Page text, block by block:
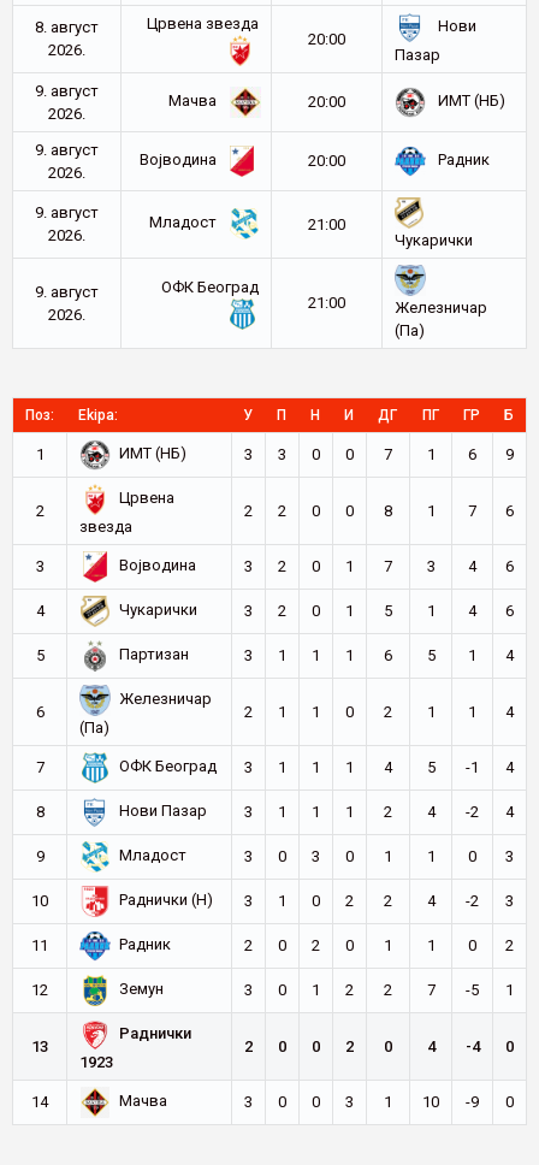
8. август
2026.
Црвена звезда
20:00
Нови
Пазар
9. август
2026.
Мачва 20:00 ИМТ (НБ)
9. август
2026.
Војводина 20:00 Радник
9. август
2026.
Младост
21:00
Чукарички
9. август
2026.
ОФК Београд
21:00
Железничар
(Па)
Поз: Ekipa: У П Н И ДГ ПГ ГР Б
1 ИМТ (НБ) 3 3 0 0 7 1 6 9
2
Црвена
звезда
2 2 0 0 8 1 7 6
3 Војводина 3 2 0 1 7 3 4 6
4 Чукарички 3 2 0 1 5 1 4 6
5 Партизан 3 1 1 1 6 5 1 4
6
Железничар
(Па)
2 1 1 0 2 1 1 4
7 ОФК Београд 3 1 1 1 4 5 -1 4
8 Нови Пазар 3 1 1 1 2 4 -2 4
9 Младост 3 0 3 0 1 1 0 3
10 Раднички (Н) 3 1 0 2 2 4 -2 3
11 Радник 2 0 2 0 1 1 0 2
12 Земун 3 0 1 2 2 7 -5 1
13
Раднички
1923
2 0 0 2 0 4 -4 0
14 Мачва 3 0 0 3 1 10 -9 0